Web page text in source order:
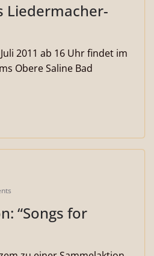
Liedermacher-
2011 ab 16 Uhr findet im
Obere Saline Bad
“Songs for